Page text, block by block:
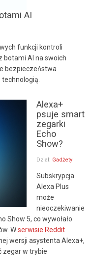
AI
funkcji kontroli
botami AI na swoich
bezpieczeństwa
Alexa+
psuje smart
zegarki
Echo
Show?
Dział: Gadżety
Subskrypcja
Alexa Plus
może
nieoczekiwanie
Show 5, co wywołało
Wserwisie Reddit
wersji asystenta Alexa+,
zegar w trybie